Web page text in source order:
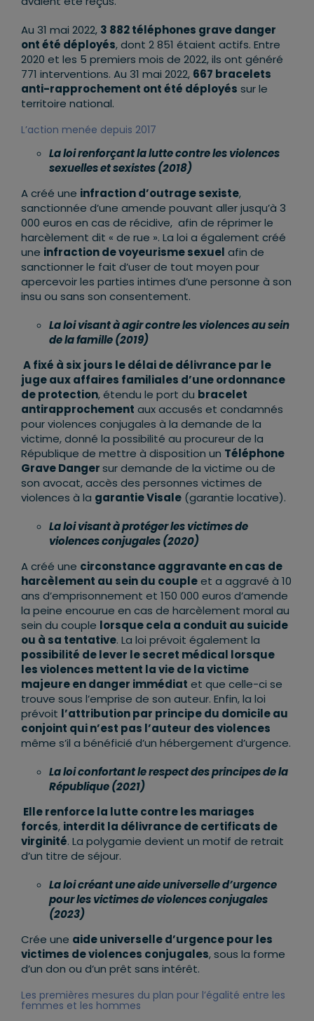
Au 31 mai 2022, 3 882 téléphones grave danger
ont été déployés, dont 2 851 étaient actifs. Entre
2020 et les 5 premiers mois de 2022, ils ont généré
771 interventions. Au 31 mai 2022, 667 bracelets
anti-rapprochement ont été déployés sur le
territoire national.
L’action menée depuis 2017
La loi renforçant la lutte contre les violences
sexuelles et sexistes (2018)
A créé une infraction d’outrage sexiste,
sanctionnée d’une amende pouvant aller jusqu’à 3
000 euros en cas de récidive, afin de réprimer le
harcèlement dit « de rue ». La loi a également créé
une infraction de voyeurisme sexuel afin de
sanctionner le fait d’user de tout moyen pour
apercevoir les parties intimes d’une personne à son
insu ou sans son consentement.
La loi visant à agir contre les violences au sein
de la famille (2019)
A fixé à six jours le délai de délivrance par le
juge aux affaires familiales d’une ordonnance
de protection, étendu le port du bracelet
antirapprochement aux accusés et condamnés
pour violences conjugales à la demande de la
victime, donné la possibilité au procureur de la
République de mettre à disposition un Téléphone
Grave Dangersur demande de la victime ou de
son avocat, accès des personnes victimes de
violences à la garantie Visale (garantie locative).
La loi visant à protéger les victimes de
violences conjugales (2020)
A créé une circonstance aggravante en cas de
harcèlement au sein du coupleet a aggravé à 10
ans d’emprisonnement et 150 000 euros d’amende
la peine encourue en cas de harcèlement moral au
sein du couple lorsque cela a conduit au suicide
ou à sa tentative. La loi prévoit également la
possibilité de lever le secret médical lorsque
les violences mettent la vie de la victime
majeure en danger immédiat et que celle-ci se
trouve sous l’emprise de son auteur. Enfin, la loi
prévoit l’attribution par principe du domicile au
conjoint qui n’est pas l’auteur des violences
même s’il a bénéficié d’un hébergement d’urgence.
La loi confortant le respect des principes de la
République (2021)
Elle renforce la lutte contre les mariages
forcés, interdit la délivrance de certificats de
virginité. La polygamie devient un motif de retrait
d’un titre de séjour.
La loi créant une aide universelle d’urgence
pour les victimes de violences conjugales
(2023)
Crée une aide universelle d’urgence pour les
victimes de violences conjugales, sous la forme
d’un don ou d’un prêt sans intérêt.
Les premières mesures du plan pour l’égalité entre les
femmes et les hommes